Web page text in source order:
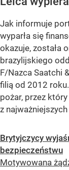
Jak informuje
wyparła się
okazuje, została
brazylijskiego
F/Nazca Saatchi
filią od 2012
pożar, przez
z
Brytyjczycy
bezpieczeństwu
Motywowana